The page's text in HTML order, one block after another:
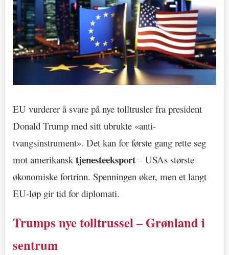
EU vurderer å svare på nye tolltrusler fra president
Donald Trump med sitt ubrukte «anti-
tvangsinstrument». Det kan for første gang rette seg
mot amerikansk tjenesteeksport – USAs største
økonomiske fortrinn. Spenningen øker, men et langt
EU-løp gir tid for diplomati.
Trumps nye tolltrussel – Grønland i
sentrum